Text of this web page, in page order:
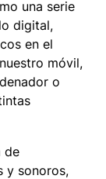
una serie
digital,
en el
móvil,
o
de
y sonoros,